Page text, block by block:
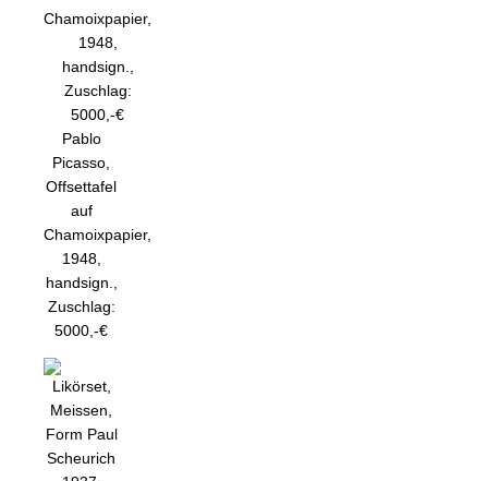
Pablo
Picasso,
Offsettafel
auf
Chamoixpapier,
1948,
handsign.,
Zuschlag:
5000,-€